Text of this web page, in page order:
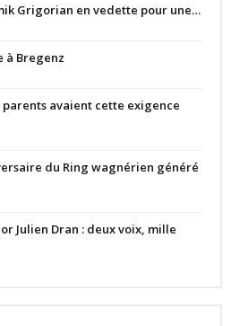
Grigorian en vedette pour une…
à Bregenz
parents avaient cette exigence
du Ring wagnérien généré
Julien Dran : deux voix, mille